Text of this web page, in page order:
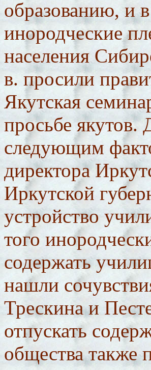
образованию, и
инородческие
населения
в. просили
Якутская
просьбе якутов.
следующим
директора
Иркутской
устройство
того
содержать
нашли
Трескина и
отпускать
общества также